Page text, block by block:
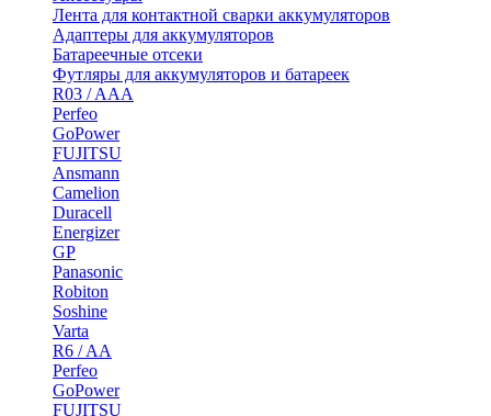
Лента для контактной сварки аккумуляторов
Адаптеры для аккумуляторов
Батареечные отсеки
Футляры для аккумуляторов и батареек
R03 / AAA
Perfeo
GoPower
FUJITSU
Ansmann
Camelion
Duracell
Energizer
GP
Panasonic
Robiton
Soshine
Varta
R6 / AA
Perfeo
GoPower
FUJITSU